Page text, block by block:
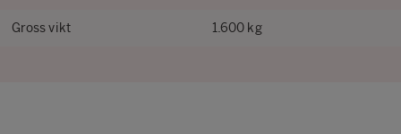
Gross vikt 1.600 kg